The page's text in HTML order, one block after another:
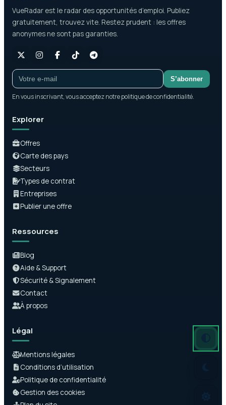
VueRadar est le radar des opportunités d’emploi. Publiez
gratuitement, trouvez vite. Restez prudent : les offres
anonymes ne sont pas garanties.
S’abonner
En vous inscrivant, vous acceptez notre politique de confidentialité.
Explorer
Offres
Carte des pays
Secteurs
Types de contrat
Entreprises
Publier une offre
Ressources
Blog
Aide & Support
Sécurité & Signalement
Contact
À propos
Légal
Mentions légales
Conditions d’utilisation
Politique de confidentialité
Gestion des cookies
Mode
Mode
Mode clair